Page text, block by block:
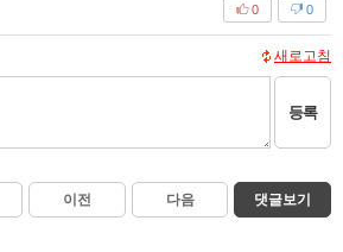
0
0
새로고침
등록
이전 다음 댓글보기